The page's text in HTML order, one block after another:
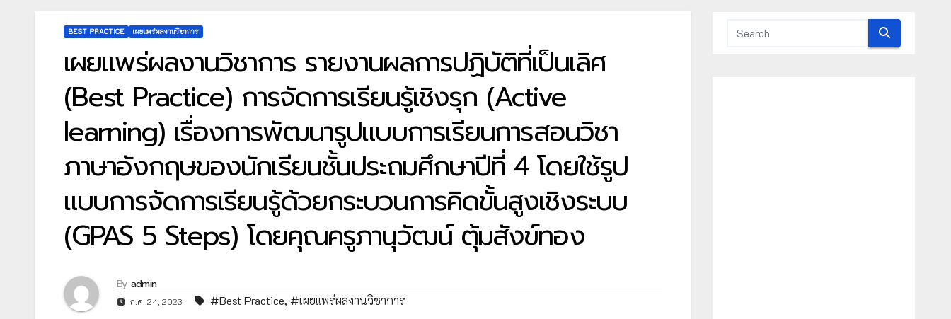
BEST PRACTICE เผยแพร่ผลงานวิชาการ
เผยแพร่ผลงานวิชาการ รายงานผลการปฏิบัติที่เป็นเลิศ
(Best Practice) การจัดการเรียนรู้เชิงรุก (Active
learning) เรื่องการพัฒนารูปแบบการเรียนการสอนวิชา
ภาษาอังกฤษของนักเรียนชั้นประถมศึกษาปีที่ 4 โดยใช้รูป
แบบการจัดการเรียนรู้ด้วยกระบวนการคิดขั้นสูงเชิงระบบ
(GPAS 5 Steps) โดยคุณครูภานุวัฒน์ ตุ้มสังข์ทอง
By admin
ก.ค. 24, 2023 #Best Practice, #เผยแพร่ผลงานวิชาการ